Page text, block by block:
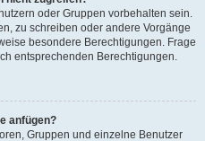
oder Gruppen vorbehalten sein.
zu schreiben oder andere Vorgänge
besondere Berechtigungen. Frage
entsprechenden Berechtigungen.
anfügen?
Gruppen und einzelne Benutzer